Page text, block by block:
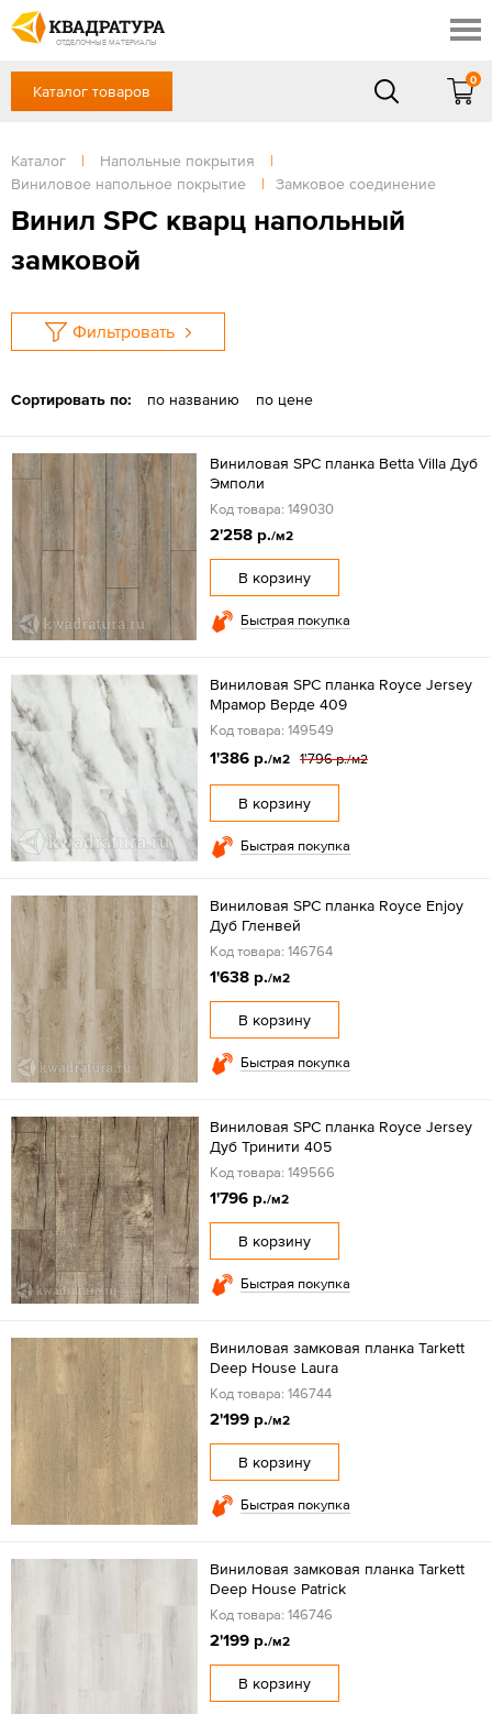
ОТДЕЛОЧНЫЕ МАТЕРИАЛЫ
Скидки
Акции
Готовые решения
Доставка и оплата
Отзывы
+7 (863) 309-13-16
Сб, Вс — выходной
ЗАКАЗАТЬ ЗВОНОК
Вход / Регистрация
Каталог товаров
0
Каталог | Напольные покрытия
|
Виниловое напольное покрытие
| Замковое соединение
Винил SPC кварц напольный
замковой
Фильтровать
Сортировать по: по названию по цене
Виниловая SPC планка Betta Villa Дуб
Эмполи
Код товара: 149030
2'258 р./м2
В корзину
Быстрая покупка
Виниловая SPC планка Royce Jersey
Мрамор Верде 409
Код товара: 149549
1'386 р./м2 1'796 р./м2
В корзину
Быстрая покупка
Виниловая SPC планка Royce Enjoy
Дуб Гленвей
Код товара: 146764
1'638 р./м2
В корзину
Быстрая покупка
Виниловая SPC планка Royce Jersey
Дуб Тринити 405
Код товара: 149566
1'796 р./м2
В корзину
Быстрая покупка
Виниловая замковая планка Tarkett
Deep House Laura
Код товара: 146744
2'199 р./м2
В корзину
Быстрая покупка
Виниловая замковая планка Tarkett
Deep House Patrick
Код товара: 146746
2'199 р./м2
В корзину